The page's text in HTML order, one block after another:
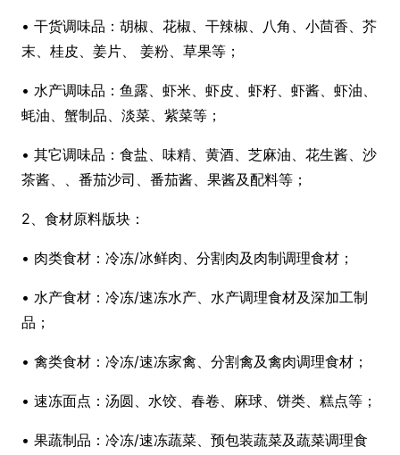
• 干货调味品：胡椒、花椒、干辣椒、八角、小茴香、芥
末、桂皮、姜片、 姜粉、草果等；
• 水产调味品：鱼露、虾米、虾皮、虾籽、虾酱、虾油、
蚝油、蟹制品、淡菜、紫菜等；
• 其它调味品：食盐、味精、黄酒、芝麻油、花生酱、沙
茶酱、、番茄沙司、番茄酱、果酱及配料等；
2、食材原料版块：
• 肉类食材：冷冻/冰鲜肉、分割肉及肉制调理食材；
• 水产食材：冷冻/速冻水产、水产调理食材及深加工制
品；
• 禽类食材：冷冻/速冻家禽、分割禽及禽肉调理食材；
• 速冻面点：汤圆、水饺、春卷、麻球、饼类、糕点等；
• 果蔬制品：冷冻/速冻蔬菜、预包装蔬菜及蔬菜调理食